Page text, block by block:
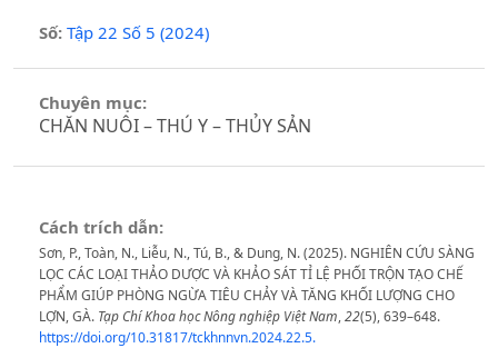
Số: Tập 22 Số 5 (2024)
Chuyên mục:
CHĂN NUÔI – THÚ Y – THỦY SẢN
Cách trích dẫn:
Sơn, P., Toàn, N., Liễu, N., Tú, B., & Dung, N. (2025). NGHIÊN CỨU SÀNG
LỌC CÁC LOẠI THẢO DƯỢC VÀ KHẢO SÁT TỈ LỆ PHỐI TRỘN TẠO CHẾ
PHẨM GIÚP PHÒNG NGỪA TIÊU CHẢY VÀ TĂNG KHỐI LƯỢNG CHO
LỢN, GÀ. Tạp Chí Khoa học Nông nghiệp Việt Nam,22(5), 639–648.
https://doi.org/10.31817/tckhnnvn.2024.22.5.